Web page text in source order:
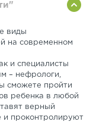
виды
на современном
и специалисты
– нефрологи,
сможете пройти
ребенка в любой
верный
и проконтролируют